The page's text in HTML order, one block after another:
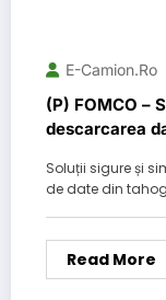
E-Camion.ro
(P) FOMCO –
descarcarea
Soluții sigure și
de date din
Read More